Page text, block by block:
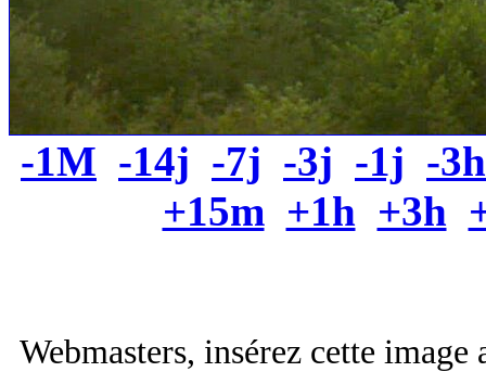
-1M -14j -7j -3j -1j -3h
+15m +1h +3h
Webmasters, insérez cette